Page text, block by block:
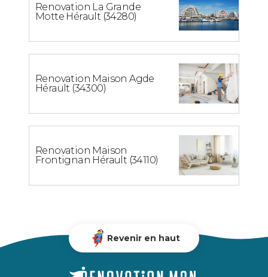
Renovation La Grande
Motte Hérault (34280)
Renovation Maison Agde
Hérault (34300)
Renovation Maison
Frontignan Hérault (34110)
Revenir en haut